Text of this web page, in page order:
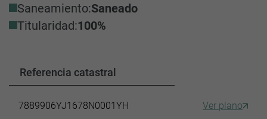
Saneamiento:Saneado
Titularidad:100%
Referencia catastral
7889906YJ1678N0001YH Ver plano